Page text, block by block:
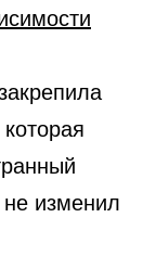
изменил